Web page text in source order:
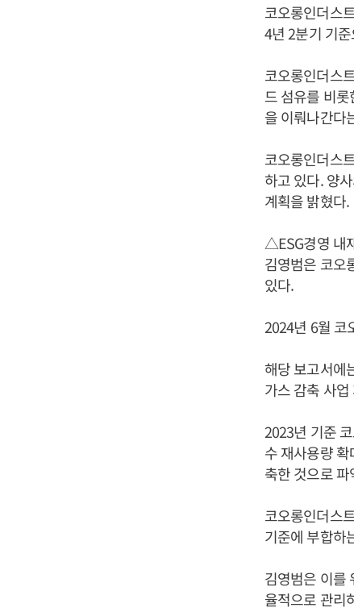
코오롱인더스
4년 2분기 기
코오롱인더스
드 섬유를 비
을 이뤄나간다
코오롱인더스
하고 있다. 양
계획을 밝혔다.
△ESG경영 내
김영범은 코오
있다.
2024년 6월 코
해당 보고서에
가스 감축 사
2023년 기준
수 재사용량
축한 것으로 파
코오롱인더스
기준에 부합하
김영범은 이를
율적으로 관리